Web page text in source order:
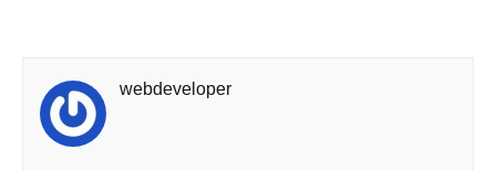
webdeveloper